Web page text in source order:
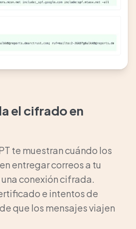
el cifrado en
te muestran cuándo los
entregar correos a tu
conexión cifrada.
e intentos de
que los mensajes viajen